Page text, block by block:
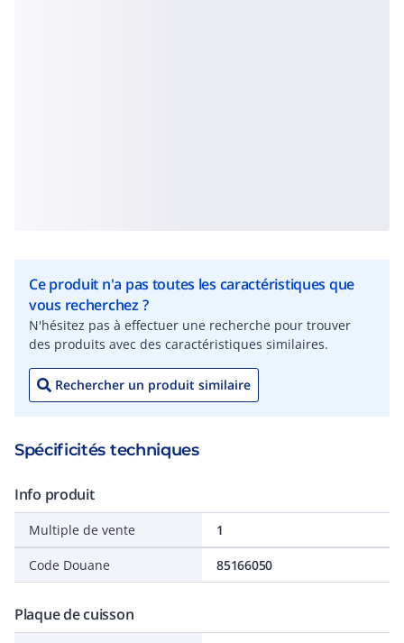
Ce produit n'a pas toutes les caractéristiques que
vous recherchez ?
N'hésitez pas à effectuer une recherche pour trouver
des produits avec des caractéristiques similaires.
Rechercher un produit similaire
Spécificités techniques
Info produit
Multiple de vente 1
Code Douane 85166050
Plaque de cuisson